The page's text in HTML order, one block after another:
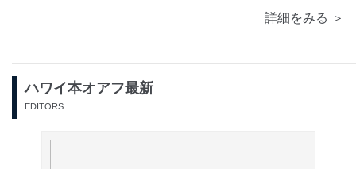
詳細をみる ＞
ハワイ本オアフ最新
EDITORS